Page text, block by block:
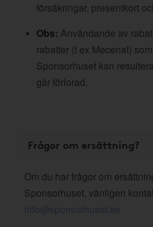
försäkringar, presentkort
Obs: Användande av
rabatter (t ex Mecenat)
Sponsorhuset kan
går förlorad.
Frågor om ersättning?
Om du har frågor om
Sponsorhuset, vänligen
info@sponsorhuset.se